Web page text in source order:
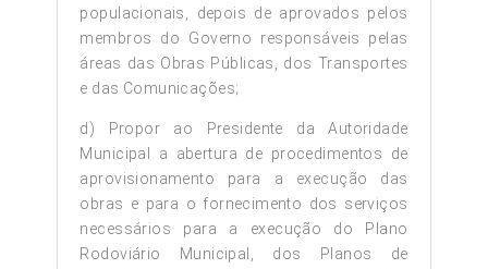
populacionais, depois de aprovados pelos
membros do Governo responsáveis pelas
áreas das Obras Públicas, dos Transportes
e das Comunicações;
d) Propor ao Presidente da Autoridade
Municipal a abertura de procedimentos de
aprovisionamento para a execução das
obras e para o fornecimento dos serviços
necessários para a execução do Plano
Rodoviário Municipal, dos Planos de